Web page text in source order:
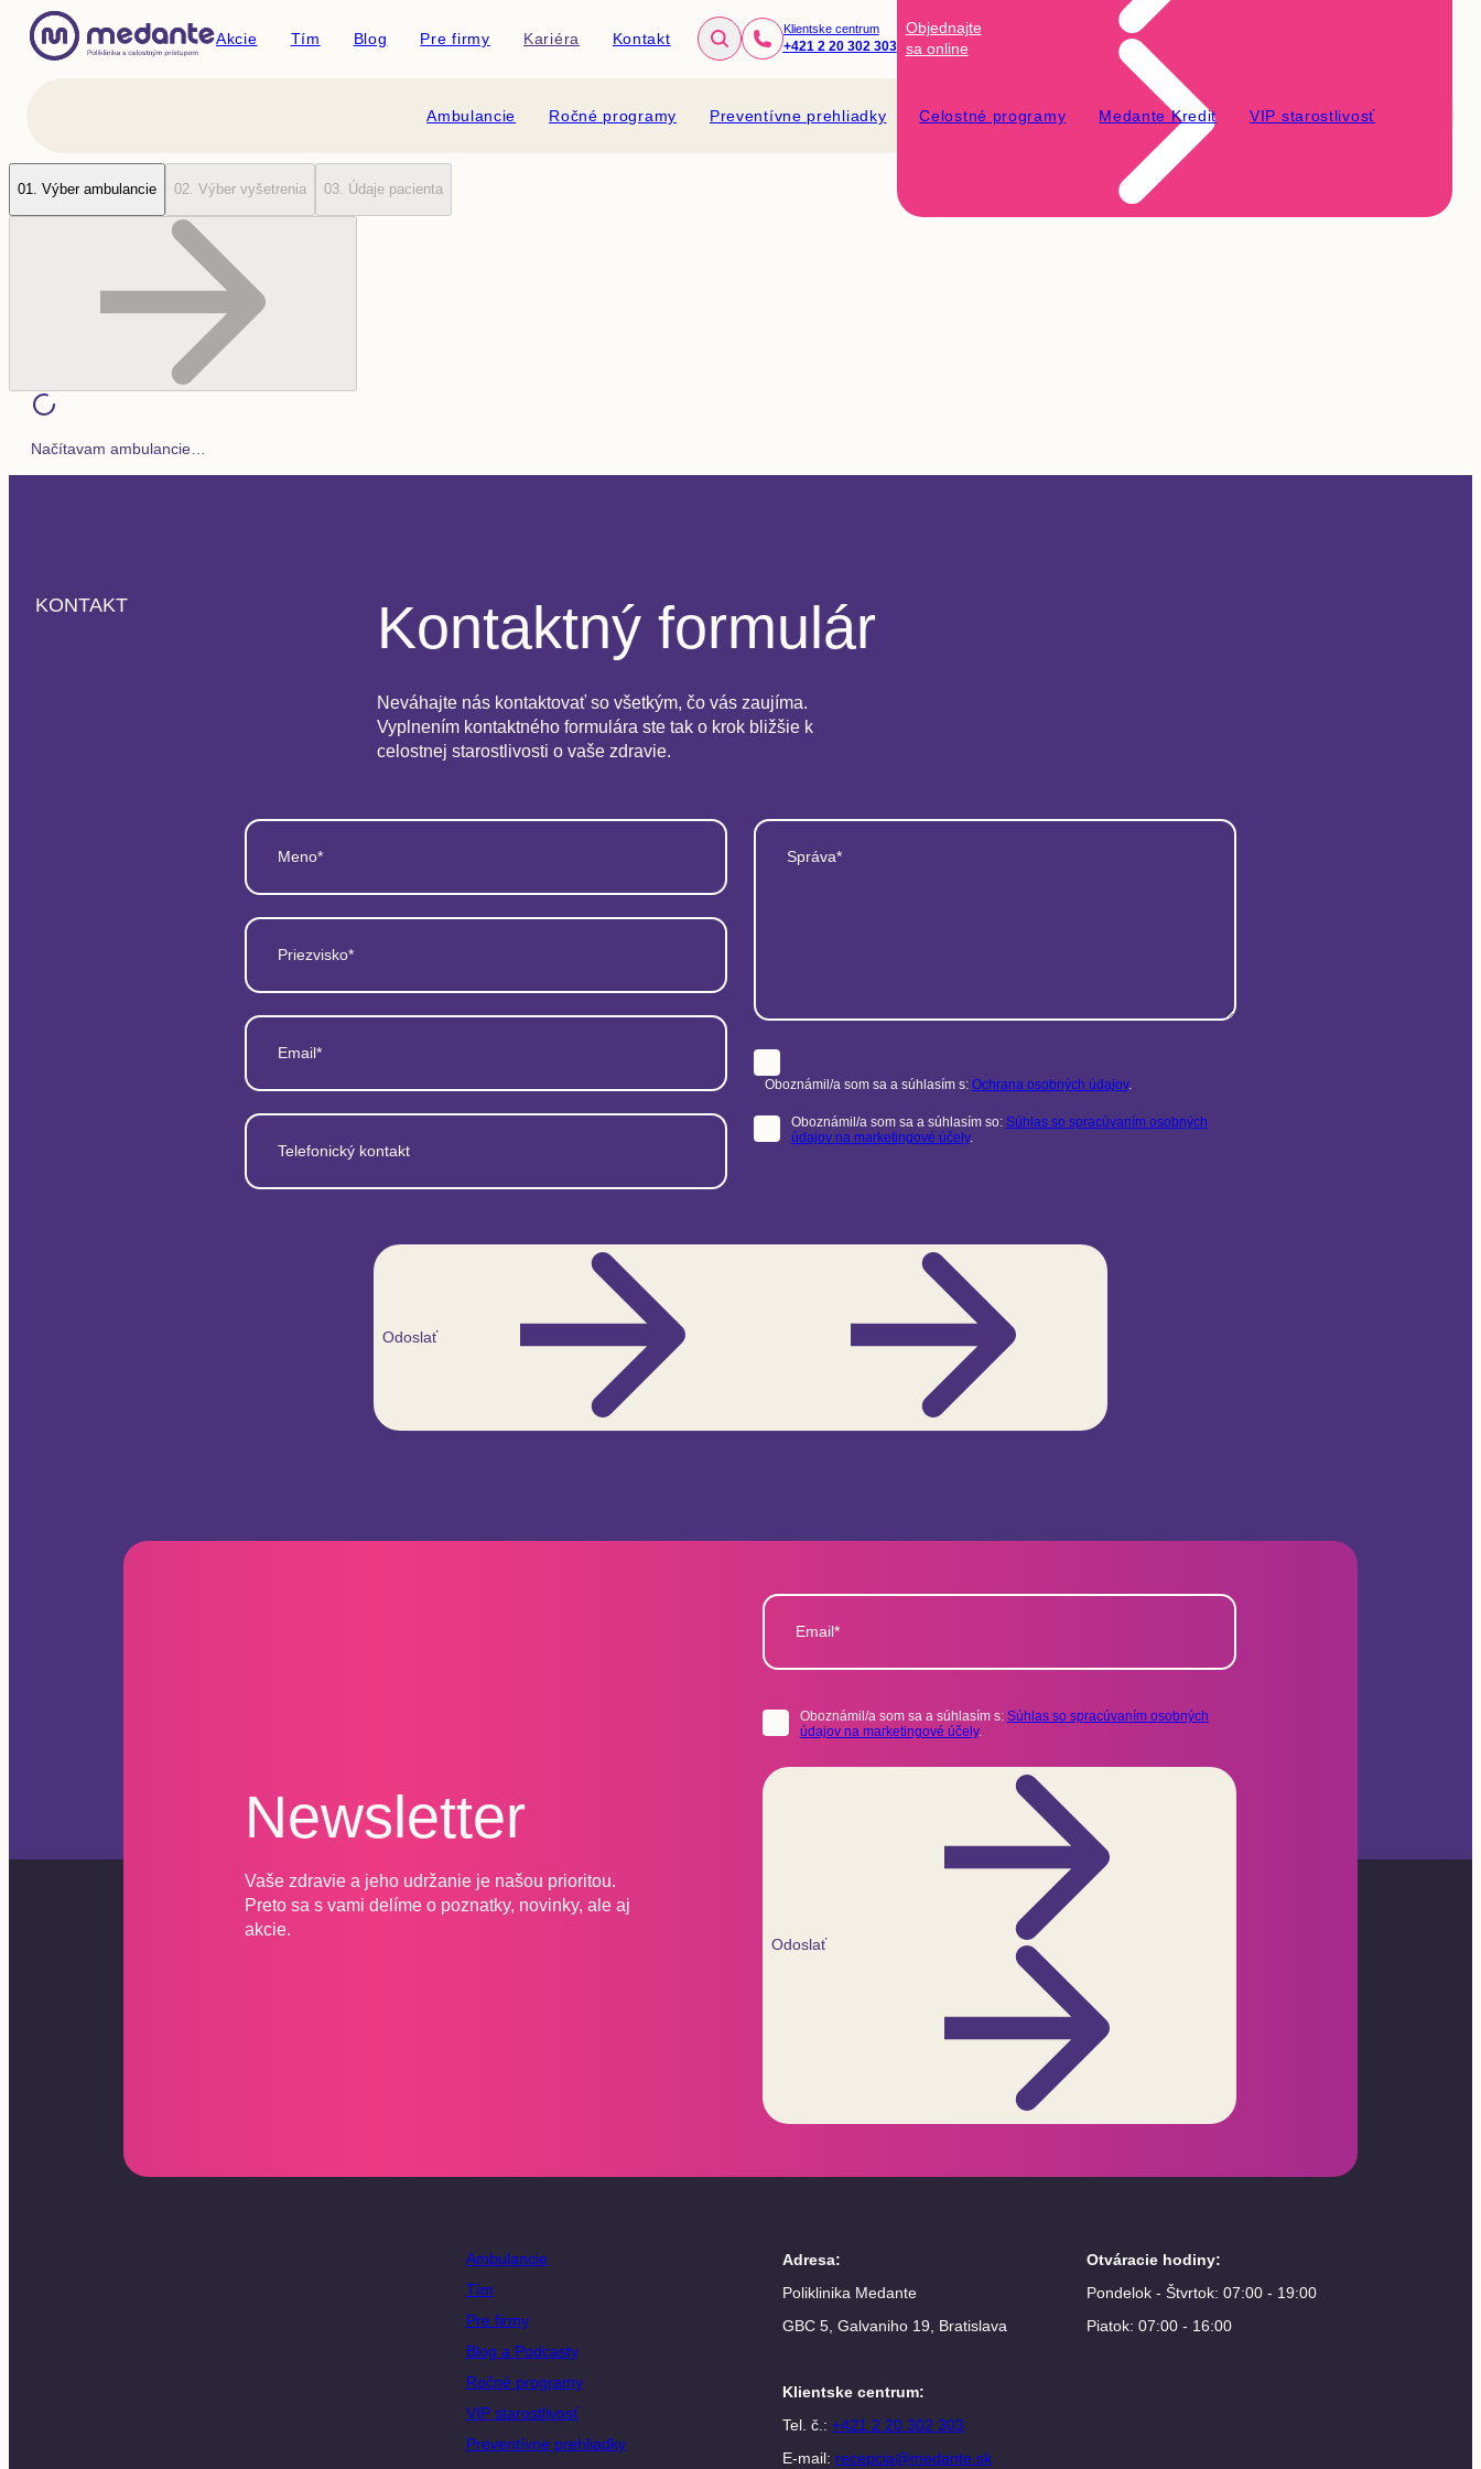
Akcie Tím Blog Pre firmy Kariéra Kontakt
Klientske centrum
+421 2 20 302 303
Objednajte
sa online
Ambulancie Ročné programy Preventívne prehliadky Celostné programy Medante Kredit VIP starostlivosť
01. Výber ambulancie 02. Výber vyšetrenia 03. Údaje pacienta
Načítavam ambulancie…
KONTAKT Kontaktný formulár
Neváhajte nás kontaktovať so všetkým, čo vás zaujíma.
Vyplnením kontaktného formulára ste tak o krok bližšie k
celostnej starostlivosti o vaše zdravie.
Meno*
Priezvisko*
Email*
Telefonický kontakt
Správa*
Oboznámil/a som sa a súhlasím s: Ochrana osobných údajov.
Oboznámil/a som sa a súhlasím so: Súhlas so spracúvaním osobných
údajov na marketingové účely.
Odoslať
Newsletter
Vaše zdravie a jeho udržanie je našou prioritou.
Preto sa s vami delíme o poznatky, novinky, ale aj
akcie.
Email*
Oboznámil/a som sa a súhlasím s: Súhlas so spracúvaním osobných
údajov na marketingové účely.
Odoslať
Ambulancie
Tím
Pre firmy
Blog a Podcasty
Ročné programy
VIP starostlivosť
Preventívne prehliadky
Adresa:
Poliklinika Medante
GBC 5, Galvaniho 19, Bratislava
Otváracie hodiny:
Pondelok - Štvrtok: 07:00 - 19:00
Piatok: 07:00 - 16:00
Klientske centrum:
Tel. č.: +421 2 20 302 303
E-mail: recepcia@medante.sk